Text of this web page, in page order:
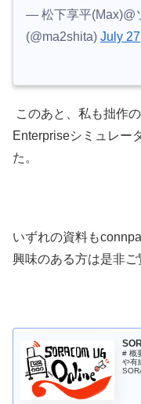
— 松下享平(Max)@
(@ma2shita) July
このあと、私も拙作
Enterpriseシミュレー
た。
いずれの資料も
興味のある方は是非ご
# 概
や有